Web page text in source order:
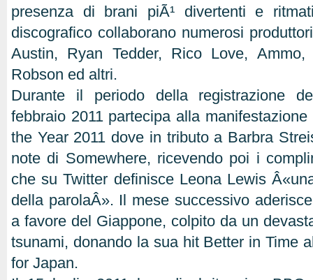
presenza di brani piÃ¹ divertenti e
discografico collaborano numerosi
Austin, Ryan Tedder, Rico Love,
Robson ed altri.
Durante il periodo della registrazione
febbraio 2011 partecipa alla
the Year 2011 dove in tributo a Barbra
note di Somewhere, ricevendo poi i
che su Twitter definisce Leona Lewis
della parolaÂ». Il mese successivo
a favore del Giappone, colpito da un
tsunami, donando la sua hit Better in Time
for Japan.